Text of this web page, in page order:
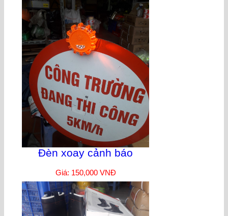
Đèn xoay cảnh báo
Giá: 150,000 VNĐ